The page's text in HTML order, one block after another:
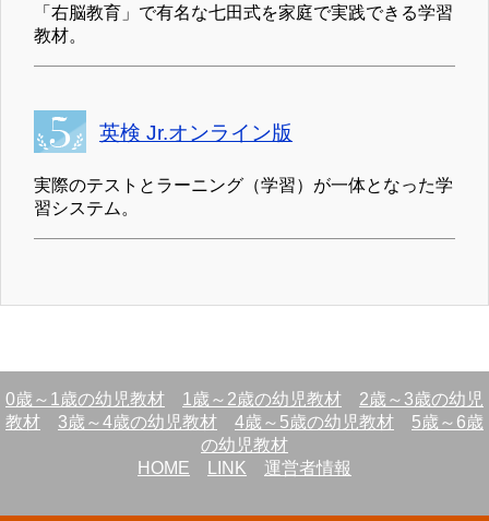
「右脳教育」で有名な七田式を家庭で実践できる学習
教材。
英検 Jr.オンライン版
実際のテストとラーニング（学習）が一体となった学
習システム。
0歳～1歳の幼児教材 1歳～2歳の幼児教材
2歳～3歳の幼児
教材
3歳～4歳の幼児教材 4歳～5歳の幼児教材
5歳～6歳
の幼児教材
HOME
LINK 運営者情報